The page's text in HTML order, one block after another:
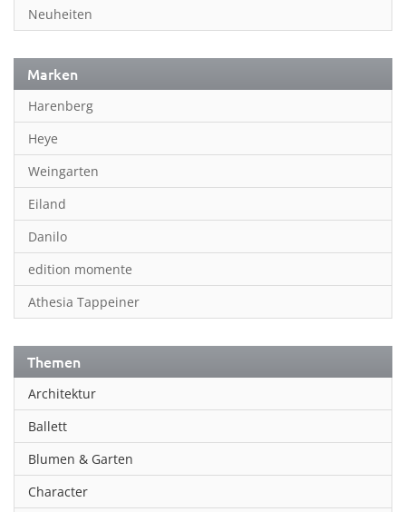
Neuheiten
Marken
Harenberg
Heye
Weingarten
Eiland
Danilo
edition momente
Athesia Tappeiner
Themen
Architektur
Ballett
Blumen & Garten
Character